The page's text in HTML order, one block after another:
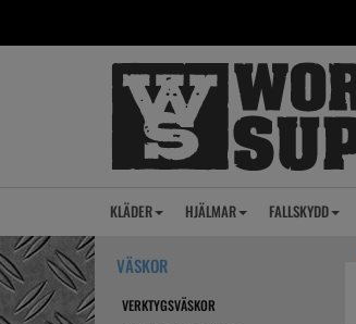
KLÄDER HJÄLMAR FALLSKYDD
VÄSKOR
VERKTYGSVÄSKOR